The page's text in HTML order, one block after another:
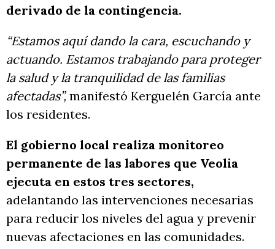
derivado de la contingencia.
“Estamos aquí dando la cara, escuchando y
actuando. Estamos trabajando para proteger
la salud y la tranquilidad de las familias
afectadas”, manifestó Kerguelén García ante
los residentes.
El gobierno local realiza monitoreo
permanente de las labores que Veolia
ejecuta en estos tres sectores,
adelantando las intervenciones necesarias
para reducir los niveles del agua y prevenir
nuevas afectaciones en las comunidades.